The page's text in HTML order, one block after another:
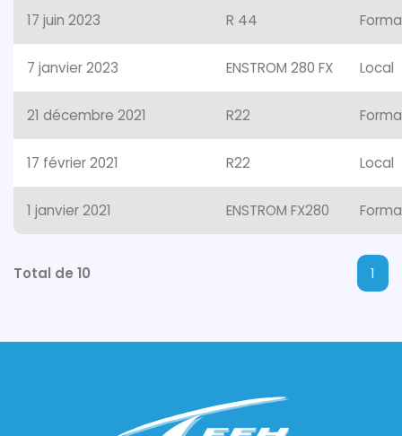
17 juin 2023 R 44
7 janvier 2023 ENSTROM 280 FX Local
21 décembre 2021 R22
17 février 2021 R22 Local
1 janvier 2021 ENSTROM FX280
Total de 10 1